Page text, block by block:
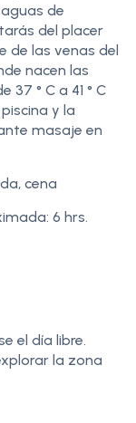
de
del placer
de las venas del
nacen las
° C a 41 ° C
piscina y la
masaje en
cena
6 hrs.
el día libre.
la zona